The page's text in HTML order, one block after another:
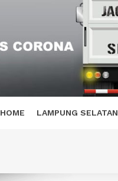
HOME LAMPUNG SELATAN